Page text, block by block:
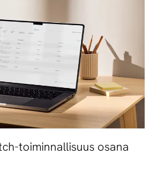
toiminnallisuus osana